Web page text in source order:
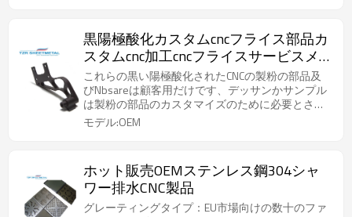
黒陽極酸化カスタムcncフライス部品カ
スタムcnc加工cncフライスサービスメ
ーカー
これらの黒い陽極酸化されたCNCの製粉の部品及
びNbsareは顧客用だけです、デッサンかサンプル
は製粉の部品のカスタマイズのために必要とされ
ます
モデル:OEM
ホット販売OEMステンレス鋼304シャ
ワー排水CNC製品
グレーティングタイプ：EU市場向けの数十のファ